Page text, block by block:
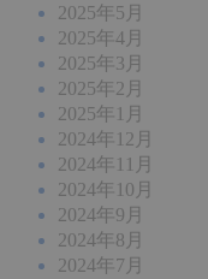
2025年5月
2025年4月
2025年3月
2025年2月
2025年1月
2024年12月
2024年11月
2024年10月
2024年9月
2024年8月
2024年7月